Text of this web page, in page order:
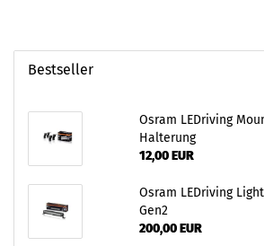
Bestseller
Osram LEDriving
Halterung
12,00 EUR
Osram LEDriving
Gen2
200,00 EUR